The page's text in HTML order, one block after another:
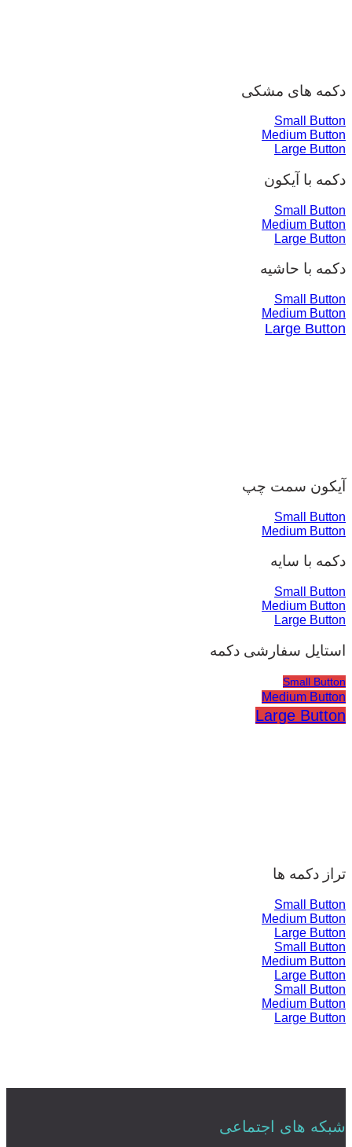
دکمه های مشکی
Small Button
Medium Button
Large Button
دکمه با آیکون
Small Button
Medium Button
Large Button
دکمه با حاشیه
Small Button
Medium Button
Large Button
آیکون سمت چپ
Small Button
Medium Button
دکمه با سایه
Small Button
Medium Button
Large Button
استایل سفارشی دکمه
Small Button
Medium Button
Large Button
تراز دکمه ها
Small Button
Medium Button
Large Button
Small Button
Medium Button
Large Button
Small Button
Medium Button
Large Button
شبکه های اجتماعی